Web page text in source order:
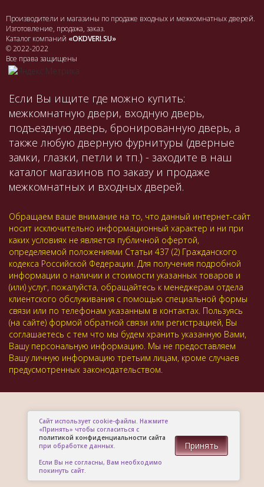
Производители и магазины по продаже входных и межкомнатных дверей.
Изготовление, продажа, заказ.
Каталог компаний «OKDVERI.SU»
© 2022-2022
Все права защищены
Если Вы ищите где можно купить:
межкомнатную двери, входную дверь,
подъездную дверь, бронированную дверь, а
также любую дверную фурнитуры (дверные
замки, глазки, петли и тп.) - заходите в наш
каталог магазинов по заказу и продаже
межкомнатных и входных дверей.
Обращаем ваше внимание на то, что данный интернет-сайт
носит исключительно информационный характер и ни при
каких условиях не является публичной офертой,
определяемой положениями Статьи 437 (2) Гражданского
кодекса Российской Федерации. Для получения подробной
информации о наличии и стоимости указанных товаров и
(или) услуг, пожалуйста, обращайтесь к менеджерам отдела
клиентского обслуживания с помощью специальной формы
связи или по телефонам указанным в контактах. Пользуясь
(на сайте) формой обратной связи или регистрацией, Вы
соглашаетесь с тем что мы будем хранить указанную Вами,
Вашу персональную информацию. Мы не предоставляем
Вашу личную информацию третьим лицам, кроме случаев
предусмотренных законодательством.
Сайт использует cookie-файлы. Нажмите
«Принять» чтобы согласиться с
политикой конфиденциальности сайта
при обработке данных.
Если Вы не согласны, Вам необходимо
покинуть сайт.
Принять